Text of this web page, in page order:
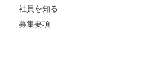
社員を知る
募集要項